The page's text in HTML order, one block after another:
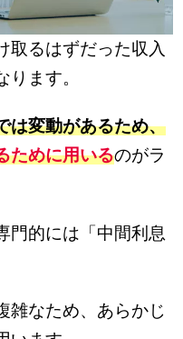
取るはずだった収入
ます。
は変動があるため、
ために用いるのがラ
門的には「中間利息
雑なため、あらかじ